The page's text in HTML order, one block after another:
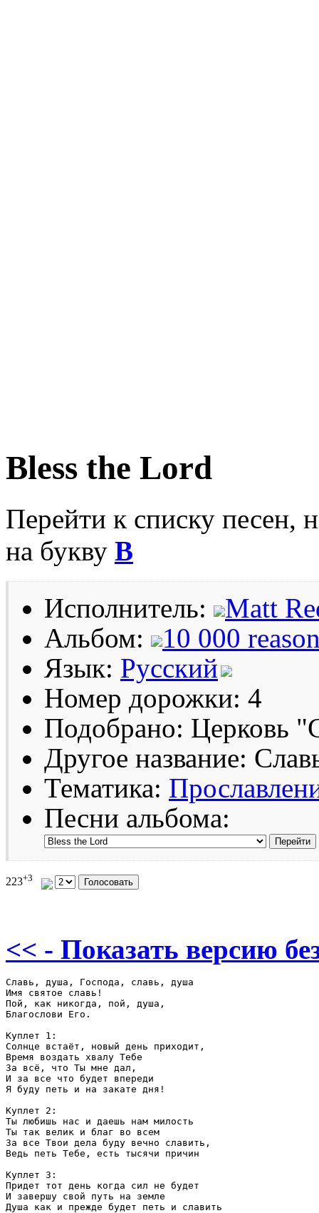
Bless the Lord
Перейти к списку песен,
на букву B
Исполнитель:
Matt
Альбом:
10 000
Язык: Русский
Номер дорожки: 4
Подобрано: Церковь
Другое название:
Тематика:
Песни альбома:
223+3
<< - Показать версию
Славь, душа, Господа, славь, душа
Имя святое славь!
Пой, как никогда, пой, душа,
Благослови Его.
Куплет 1:
Солнце встаёт, новый день приходит,
Время воздать хвалу Тебе
За всё, что Ты мне дал,
И за все что будет впереди
Я буду петь и на закате дня!
Куплет 2:
Ты любишь нас и даешь нам милость
Ты так велик и благ во всем
За все Твои дела буду вечно славить,
Ведь петь Тебе, есть тысячи причин
Куплет 3:
Придет тот день когда сил не будет
И завершу свой путь на земле
Душа как и прежде будет петь и славить